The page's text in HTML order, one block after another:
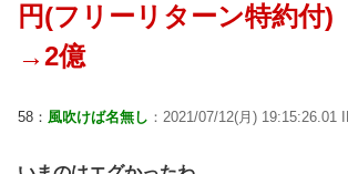
円(フリーリターン特約付)
→2億
58： 風吹けば名無し ：2021/07/12(月) 19:15:26.01